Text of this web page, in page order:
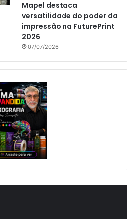
Mapel destaca
versatilidade do poder da
impressão na FuturePrint
2026
07/07/2026